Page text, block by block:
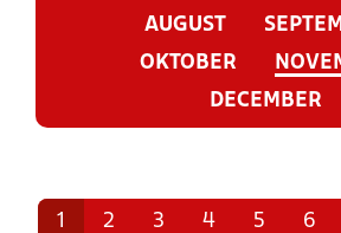
AUGUST
OKTOBER
DECEMBER
1 2 3 4 5 6